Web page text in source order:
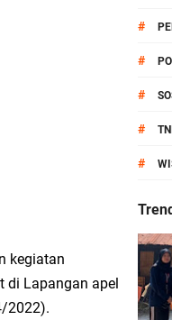
Porprov Jatim 2027
Merawat Alam,
ke Panggung Dunia
Yatim Serentak di Berbagai
Pelayanan Publik dan
kegiatan
di Lapangan apel
2022).
#
#
#
# TNI
#